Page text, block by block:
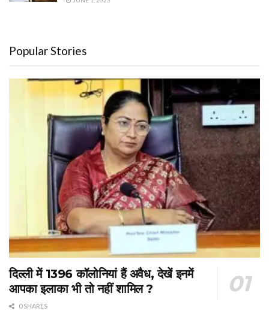
Popular Stories
दिल्ली में 1396 कॉलोनियां हैं अवैध, देखें इनमें
आपका इलाका भी तो नहीं शामिल ?
0 SHARES